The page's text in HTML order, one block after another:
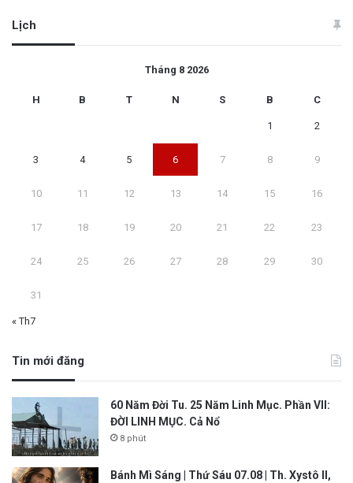
Lịch
Tháng 8 2026
H B T N S B C
1 2
3 4 5 6 7 8 9
10 11 12 13 14 15 16
17 18 19 20 21 22 23
24 25 26 27 28 29 30
31
« Th7
Tin mới đăng
60 Năm Đời Tu. 25 Năm Linh Mục. Phần VII:
ĐỜI LINH MỤC. Cả Nổ
8 phút
Bánh Mì Sáng | Thứ Sáu 07.08 | Th. Xystô II,